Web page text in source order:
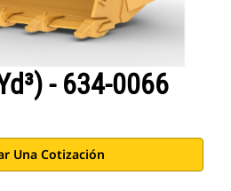
- 634-0066
Una Cotización